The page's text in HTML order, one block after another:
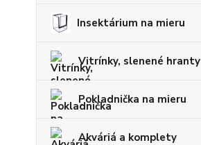
Insektárium na mieru
Vitrínky, slenené hranty
Pokladnička na mieru
Akváriá a komplety